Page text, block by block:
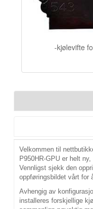
-kjølevifte
Velkommen til
P950HR-GPU er helt
Vennligst sjekk den
oppføringsbildet vårt for
Avhengig av
installeres forskjellige